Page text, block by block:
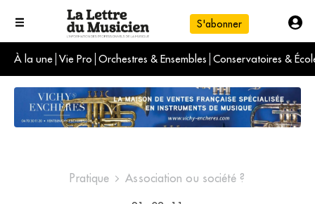
S'abonner
À la une Vie Pro Orchestres & Ensembles Conservatoires &
L'info du jour
Le numéro du mois
International
Pratique Association ou société ?